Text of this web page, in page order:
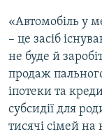
«Автомобіль у
– це засіб
не буде й
продаж
іпотеки та
субсидії для
тисячі сімей